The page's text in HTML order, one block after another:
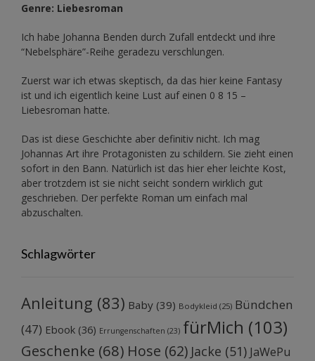
Genre: Liebesroman
Ich habe Johanna Benden durch Zufall entdeckt und ihre
“Nebelsphäre”-Reihe geradezu verschlungen.
Zuerst war ich etwas skeptisch, da das hier keine Fantasy
ist und ich eigentlich keine Lust auf einen 0 8 15 –
Liebesroman hatte.
Das ist diese Geschichte aber definitiv nicht. Ich mag
Johannas Art ihre Protagonisten zu schildern. Sie zieht einen
sofort in den Bann. Natürlich ist das hier eher leichte Kost,
aber trotzdem ist sie nicht seicht sondern wirklich gut
geschrieben. Der perfekte Roman um einfach mal
abzuschalten.
Schlagwörter
Anleitung (83) Baby (39) Bodykleid (25) Bündchen
(47) Ebook (36) Errungenschaften (23) fürMich (103)
Geschenke (68) Hose (62) Jacke (51) JaWePu